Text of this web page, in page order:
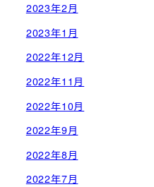
2023年2月
2023年1月
2022年12月
2022年11月
2022年10月
2022年9月
2022年8月
2022年7月